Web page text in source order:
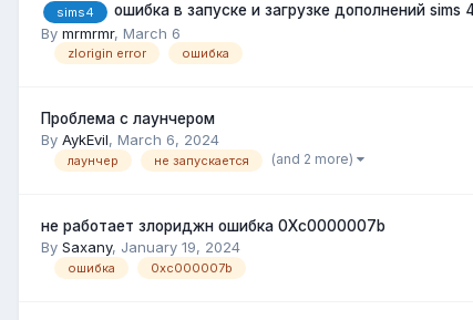
sims4
ошибка в запуске и загрузке дополнений sims
By mrmrmr, March 6
zlorigin error ошибка
Проблема с лаунчером
By AykEvil, March 6, 2024
лаунчер не запускается (and 2 more)
не работает злориджн ошибка 0Xc0000007b
By Saxany, January 19, 2024
ошибка 0xc000007b